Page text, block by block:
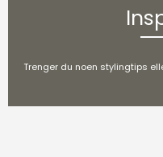
Trenger du noen stylingtips